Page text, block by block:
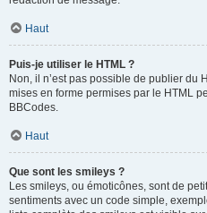
Haut
Puis-je utiliser le HTML ?
Non, il n’est pas possible de publier du
mises en forme permises par le HTML
BBCodes.
Haut
Que sont les smileys ?
Les smileys, ou émoticônes, sont de
sentiments avec un code simple,